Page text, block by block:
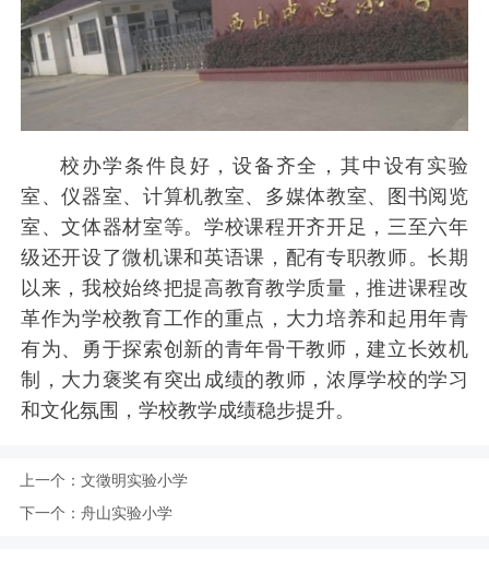
校办学条件良好，设备齐全，其中设有实验
室、仪器室、计算机教室、多媒体教室、图书阅览
室、文体器材室等。学校课程开齐开足，三至六年
级还开设了微机课和英语课，配有专职教师。长期
以来，我校始终把提高教育教学质量，推进课程改
革作为学校教育工作的重点，大力培养和起用年青
有为、勇于探索创新的青年骨干教师，建立长效机
制，大力褒奖有突出成绩的教师，浓厚学校的学习
和文化氛围，学校教学成绩稳步提升。
上一个： 文徵明实验小学
下一个： 舟山实验小学